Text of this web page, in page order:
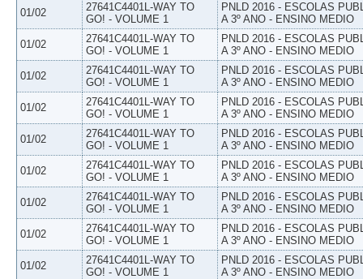
01/02
27641C4401L-WAY TO
GO! - VOLUME 1
PNLD 2016 - ESCOLAS
A 3º ANO - ENSINO MEDIO
01/02
27641C4401L-WAY TO
GO! - VOLUME 1
PNLD 2016 - ESCOLAS
A 3º ANO - ENSINO MEDIO
01/02
27641C4401L-WAY TO
GO! - VOLUME 1
PNLD 2016 - ESCOLAS
A 3º ANO - ENSINO MEDIO
01/02
27641C4401L-WAY TO
GO! - VOLUME 1
PNLD 2016 - ESCOLAS
A 3º ANO - ENSINO MEDIO
01/02
27641C4401L-WAY TO
GO! - VOLUME 1
PNLD 2016 - ESCOLAS
A 3º ANO - ENSINO MEDIO
01/02
27641C4401L-WAY TO
GO! - VOLUME 1
PNLD 2016 - ESCOLAS
A 3º ANO - ENSINO MEDIO
01/02
27641C4401L-WAY TO
GO! - VOLUME 1
PNLD 2016 - ESCOLAS
A 3º ANO - ENSINO MEDIO
01/02
27641C4401L-WAY TO
GO! - VOLUME 1
PNLD 2016 - ESCOLAS
A 3º ANO - ENSINO MEDIO
01/02
27641C4401L-WAY TO
GO! - VOLUME 1
PNLD 2016 - ESCOLAS
A 3º ANO - ENSINO MEDIO